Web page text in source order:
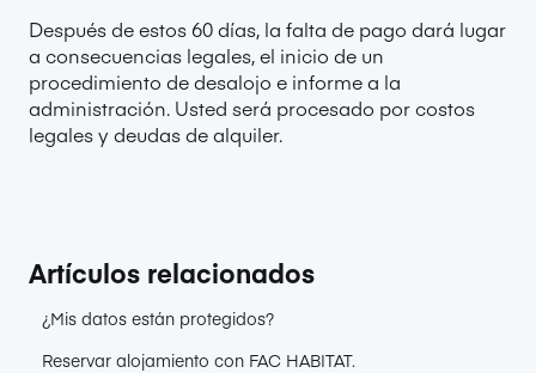
Después de estos 60 días, la falta de pago dará lugar
a consecuencias legales, el inicio de un
procedimiento de desalojo e informe a la
administración. Usted será procesado por costos
legales y deudas de alquiler.
Artículos relacionados
¿Mis datos están protegidos?
Reservar alojamiento con FAC HABITAT.